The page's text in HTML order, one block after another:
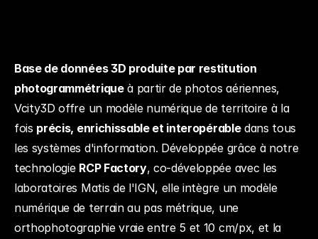
Base de données 3D produite par restitution
photogrammétrique à partir de photos aériennes,
Vcity3D offre un modèle numérique de territoire à la
fois précis, enrichissable et interopérable dans tous
les systèmes d'information. Développée grâce à notre
technologie RCP Factory, co-développée avec les
laboratoires Matis de l'IGN, elle intègre un modèle
numérique de terrain au pas métrique, une
orthophotographie vraie entre 5 et 10 cm/px, et la